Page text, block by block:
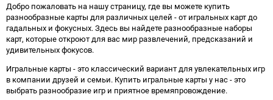
Добро пожаловать на нашу страницу, где вы можете купить
разнообразные карты для различных целей - от игральных карт до
гадальных и фокусных. Здесь вы найдете разнообразные наборы
карт, которые откроют для вас мир развлечений, предсказаний и
удивительных фокусов.
Игральные карты - это классический вариант для увлекательных игр
в компании друзей и семьи. Купить игральные карты у нас - это
выбрать разнообразие игр и приятное времяпровождение.